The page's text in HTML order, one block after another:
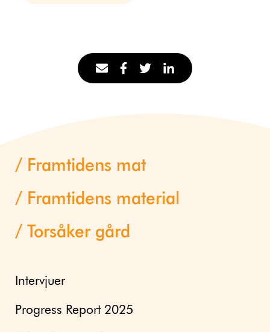
Framtidens mat
Framtidens material
Torsåker gård
Intervjuer
Progress Report 2025